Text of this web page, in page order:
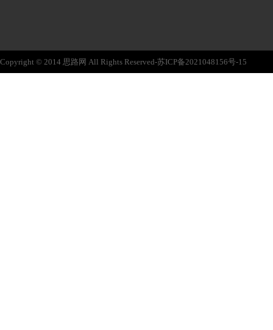
Copyright © 2014 思路网 All Rights Reserved-苏ICP备2021048156号-15